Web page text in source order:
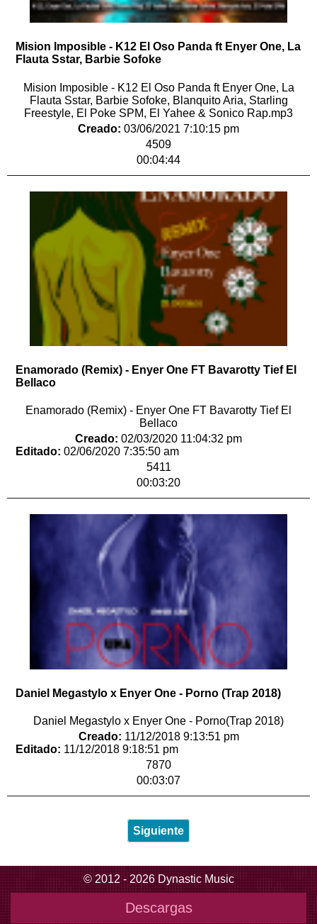
Mision Imposible - K12 El Oso Panda ft Enyer One, La
Flauta Sstar, Barbie Sofoke
Mision Imposible - K12 El Oso Panda ft Enyer One, La
Flauta Sstar, Barbie Sofoke, Blanquito Aria, Starling
Freestyle, El Poke SPM, El Yahee & Sonico Rap.mp3
Creado: 03/06/2021 7:10:15 pm
4509
00:04:44
Enamorado (Remix) - Enyer One FT Bavarotty Tief El
Bellaco
Enamorado (Remix) - Enyer One FT Bavarotty Tief El
Bellaco
Creado: 02/03/2020 11:04:32 pm
Editado: 02/06/2020 7:35:50 am
5411
00:03:20
Daniel Megastylo x Enyer One - Porno (Trap 2018)
Daniel Megastylo x Enyer One - Porno(Trap 2018)
Creado: 11/12/2018 9:13:51 pm
Editado: 11/12/2018 9:18:51 pm
7870
00:03:07
Siguiente
© 2012 - 2026 Dynastic Music
Descargas